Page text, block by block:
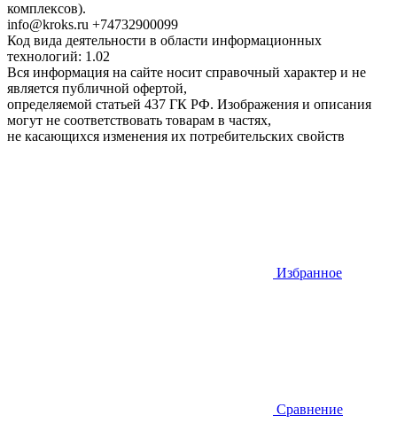
комплексов).
info@kroks.ru +74732900099
Код вида деятельности в области информационных
технологий: 1.02
Вся информация на сайте носит справочный характер и не
является публичной офертой,
определяемой статьей 437 ГК РФ. Изображения и описания
могут не соответствовать товарам в частях,
не касающихся изменения их потребительских свойств
Избранное
Сравнение